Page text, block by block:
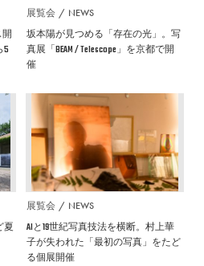
5
展覧会 NEWS
坂本陽が見つめる「存在の光」。写
真展「BEAM / Telescope」を京都で開
催
夏
展覧会 NEWS
AIと19世紀写真技法を横断。村上華
子が失われた「最初の写真」をたど
る個展開催